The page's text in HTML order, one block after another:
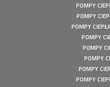
POMPY
POMPY
POMPY
POMPY
POMPY
POMPY
POMPY
POMPY